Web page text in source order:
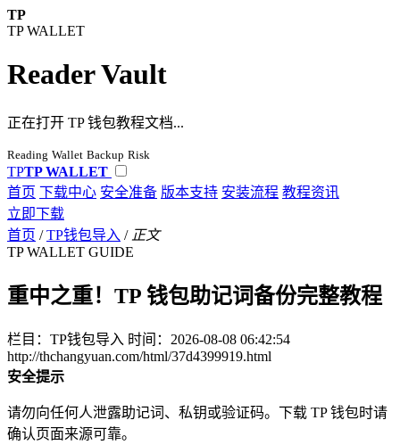
TP
TP WALLET
Reader Vault
正在打开 TP 钱包教程文档...
Reading Wallet Backup Risk
TPTP WALLET
首页 下载中心 安全准备 版本支持 安装流程 教程资讯
立即下载
首页 / TP钱包导入 / 正文
TP WALLET GUIDE
重中之重！TP 钱包助记词备份完整教程
栏目：TP钱包导入 时间：2026-08-08 06:42:54
http://thchangyuan.com/html/37d4399919.html
安全提示
请勿向任何人泄露助记词、私钥或验证码。下载 TP 钱包时请
确认页面来源可靠。